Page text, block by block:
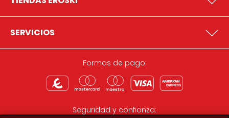
SERVICIOS
Formas de pago:
Seguridad y confianza: